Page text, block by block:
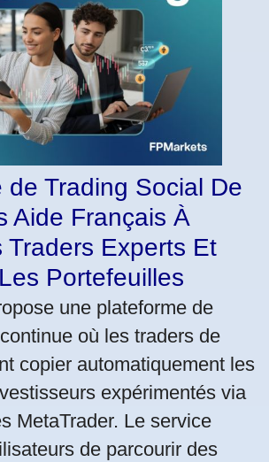
de Trading Social De
Aide Français À
Traders Experts Et
Portefeuilles
une plateforme de
où les traders de
copier automatiquement les
expérimentés via
MetaTrader. Le service
de parcourir des